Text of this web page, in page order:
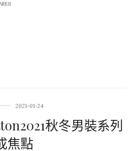
2021-01-24
秋冬男裝系列
焦點